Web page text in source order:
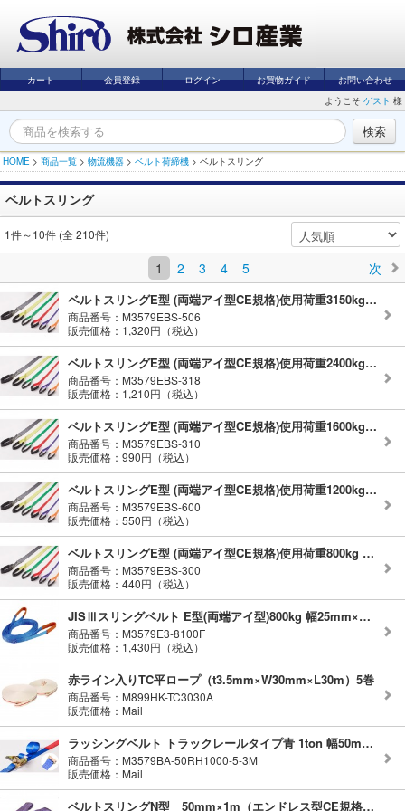
カート 会員登録 ログイン お買物ガイド
お問い合わせ
ようこそ ゲスト 様
HOME > 商品一覧 > 物流機器 > ベルト荷締機 > ベルトスリング
ベルトスリング
1件～10件 (全 210件)
1 2 3 4 5 次
ベルトスリングE型 (両端アイ型CE規格)使用荷重3150kg 幅100mm 長さ1m
商品番号：M3579EBS-506
販売価格：1,320円（税込）
ベルトスリングE型 (両端アイ型CE規格)使用荷重2400kg 幅75mm 長さ1m
商品番号：M3579EBS-318
販売価格：1,210円（税込）
ベルトスリングE型 (両端アイ型CE規格)使用荷重1600kg 幅50mm 長さ1m
商品番号：M3579EBS-310
販売価格：990円（税込）
ベルトスリングE型 (両端アイ型CE規格)使用荷重1200kg 幅35mm 長さ1m
商品番号：M3579EBS-600
販売価格：550円（税込）
ベルトスリングE型 (両端アイ型CE規格)使用荷重800kg 幅25mm 長さ0.6m
商品番号：M3579EBS-300
販売価格：440円（税込）
JISⅢスリングベルト E型(両端アイ型)800kg 幅25mm×長さ1m
商品番号：M3579E3-8100F
販売価格：1,430円（税込）
赤ライン入りTC平ロープ（t3.5mm×W30mm×L30m）5巻
商品番号：M899HK-TC3030A
販売価格：Mail
ラッシングベルト トラックレールタイプ青 1ton 幅50mm×長さ1+3m
商品番号：M3579BA-50RH1000-5-3M
販売価格：Mail
ベルトスリングN型 50mm×1m（エンドレス型CE規格）使用荷重1000kg